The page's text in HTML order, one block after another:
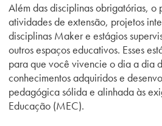
Além das disciplinas obrigatórias, o
atividades de extensão, projetos
disciplinas Maker e estágios
outros espaços educativos. Esses
para que você vivencie o dia a dia
conhecimentos adquiridos e
pedagógica sólida e alinhada às
Educação (MEC).